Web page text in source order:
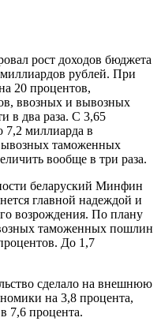
рост доходов бюджета
рублей. При
20 процентов,
ввозных и вывозных
в два раза. С 3,65
7,2 миллиарда в
таможенных
вообще в три раза.
беларуский Минфин
главной надеждой и
возрождения. По плану
таможенных пошлин
До 1,7
сделало на внешнюю
на 3,8 процента,
7,6 процента.